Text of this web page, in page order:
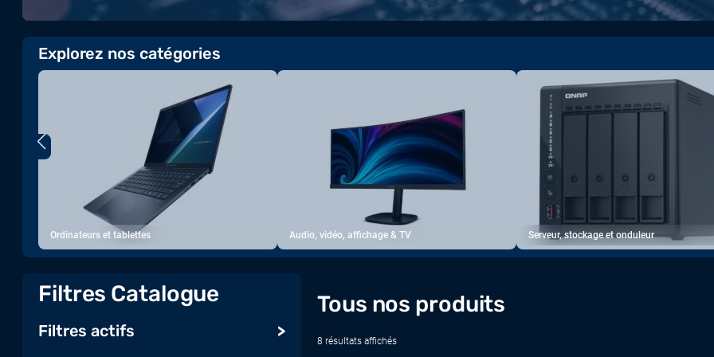
Explorez nos catégories
Ordinateurs et tablettes Audio, vidéo, affichage & TV Serveur, stockage et onduleur
Filtres Catalogue
Filtres actifs
Tous nos produits
8 résultats affichés